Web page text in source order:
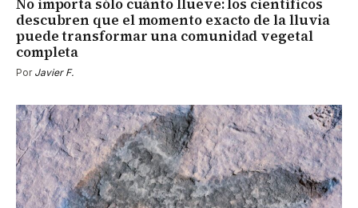
No importa sólo cuánto llueve: los científicos
descubren que el momento exacto de la lluvia
puede transformar una comunidad vegetal
completa
Por Javier F.